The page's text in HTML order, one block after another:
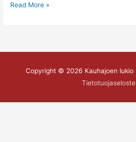
koulu
Read More »
Copyright © 2026 Kauhajoen lukio
Tietotuojaseloste